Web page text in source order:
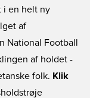
i en helt ny
af
National Football
af holdet -
folk. Klik